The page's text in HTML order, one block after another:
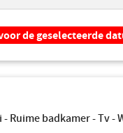
de geselecteerde
Ruime badkamer - Tv -